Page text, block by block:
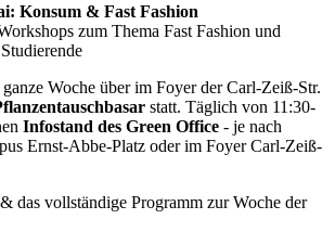
Konsum & Fast Fashion
zum Thema Fast Fashion und
Woche über im Foyer der Carl-Zeiß-Str.
statt. Täglich von 11:30-
Infostand des Green Office - je nach
Ernst-Abbe-Platz oder im Foyer Carl-Zeiß-
das vollständige Programm zur Woche der